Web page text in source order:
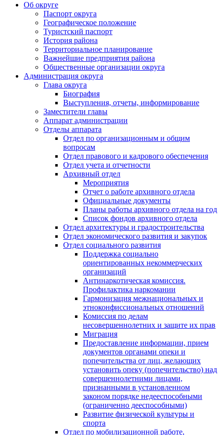
Об округе
Паспорт округа
Географическое положение
Туристский паспорт
История района
Территориальное планирование
Важнейшие предприятия района
Общественные организации округа
Администрация округа
Глава округа
Биография
Выступления, отчеты, информирование
Заместители главы
Аппарат администрации
Отделы аппарата
Отдел по организационным и общим
вопросам
Отдел правового и кадрового обеспечения
Отдел учета и отчетности
Архивный отдел
Мероприятия
Отчет о работе архивного отдела
Официальные документы
Планы работы архивного отдела на год
Список фондов архивного отдела
Отдел архитектуры и градостроительства
Отдел экономического развития и закупок
Отдел социального развития
Поддержка социально
ориентированных некоммерческих
организаций
Антинаркотическая комиссия.
Профилактика наркомании
Гармонизация межнациональных и
этноконфиссиональных отношений
Комиссия по делам
несовершеннолетних и защите их прав
Миграция
Предоставление информации, прием
документов органами опеки и
попечительства от лиц, желающих
установить опеку (попечительство) над
совершеннолетними лицами,
признанными в установленном
законом порядке недееспособными
(ограниченно дееспособными)
Развитие физической культуры и
спорта
Отдел по мобилизационной работе,